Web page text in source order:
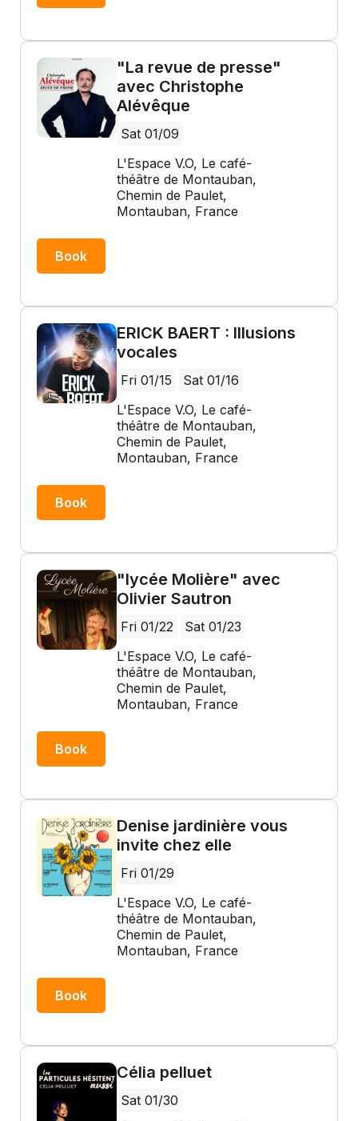
"La revue de presse"
avec Christophe
Alévêque
Sat 01/09
L'Espace V.O, Le café-
théâtre de Montauban,
Chemin de Paulet,
Montauban, France
Book
ERICK BAERT : Illusions
vocales
Fri 01/15
Sat 01/16
L'Espace V.O, Le café-
théâtre de Montauban,
Chemin de Paulet,
Montauban, France
Book
"lycée Molière" avec
Olivier Sautron
Fri 01/22
Sat 01/23
L'Espace V.O, Le café-
théâtre de Montauban,
Chemin de Paulet,
Montauban, France
Book
Denise jardinière vous
invite chez elle
Fri 01/29
L'Espace V.O, Le café-
théâtre de Montauban,
Chemin de Paulet,
Montauban, France
Book
Célia pelluet
Sat 01/30